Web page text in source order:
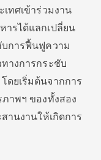
ทศเข้าร่วมงาน
ารได้แลกเปลี่ยน
บการฟื้นฟูความ
างการกระชับ
ดยเริ่มต้นจากการ
าพฯ ของทั้งสอง
านงานให้เกิดการ